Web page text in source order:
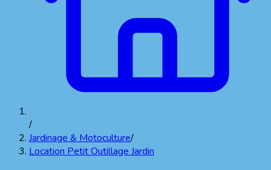
/
Jardinage & Motoculture/
Location Petit Outillage Jardin